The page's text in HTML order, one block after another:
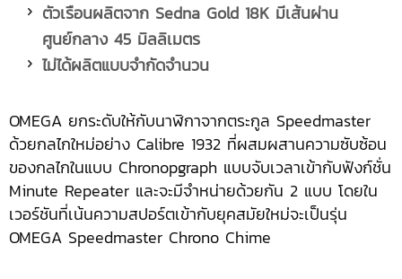
ตัวเรือนผลิตจาก Sedna Gold 18K มีเส้นผ่าน
ศูนย์กลาง 45 มิลลิเมตร
ไม่ได้ผลิตแบบจำกัดจำนวน
OMEGA ยกระดับให้กับนาฬิกาจากตระกูล Speedmaster
ด้วยกลไกใหม่อย่าง Calibre 1932 ที่ผสมผสานความซับซ้อน
ของกลไกในแบบ Chronopgraph แบบจับเวลาเข้ากับฟังก์ชั่น
Minute Repeater และจะมีจำหน่ายด้วยกัน 2 แบบ โดยใน
เวอร์ชันที่เน้นความสปอร์ตเข้ากับยุคสมัยใหม่จะเป็นรุ่น
OMEGA Speedmaster Chrono Chime